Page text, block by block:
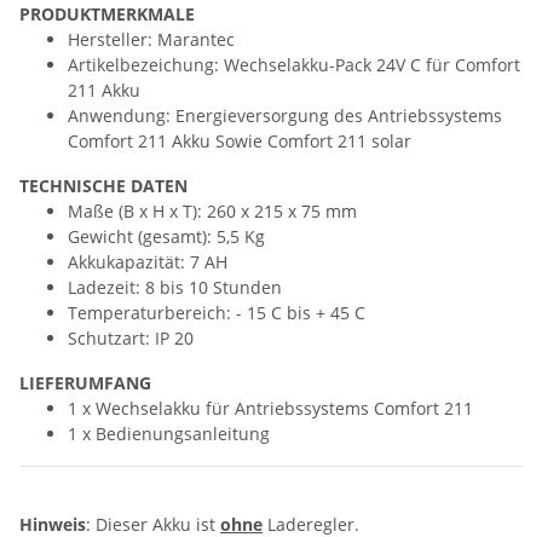
PRODUKTMERKMALE
Hersteller: Marantec
Artikelbezeichung: Wechselakku-Pack 24V C für Comfort
211 Akku
Anwendung: Energieversorgung des Antriebssystems
Comfort 211 Akku Sowie Comfort 211 solar
TECHNISCHE DATEN
Maße (B x H x T): 260 x 215 x 75 mm
Gewicht (gesamt): 5,5 Kg
Akkukapazität: 7 AH
Ladezeit: 8 bis 10 Stunden
Temperaturbereich: - 15 C bis + 45 C
Schutzart: IP 20
LIEFERUMFANG
1 x Wechselakku für Antriebssystems Comfort 211
1 x Bedienungsanleitung
Hinweis: Dieser Akku ist ohne Laderegler.